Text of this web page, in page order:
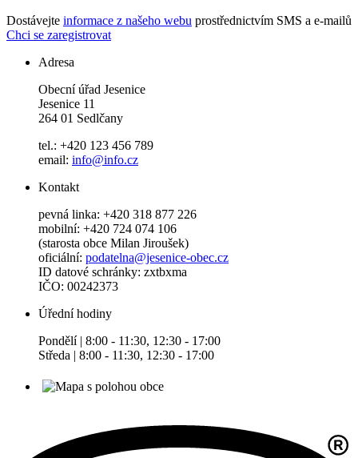
Dostávejte informace z našeho webu prostřednictvím SMS a e-mailů
Chci se zaregistrovat
Adresa
Obecní úřad Jesenice
Jesenice 11
264 01 Sedlčany
tel.: +420 123 456 789
email: info@info.cz
Kontakt
pevná linka: +420 318 877 226
mobilní: +420 724 074 106
(starosta obce Milan Jiroušek)
oficiální: podatelna@jesenice-obec.cz
ID datové schránky: zxtbxma
IČO: 00242373
Úřední hodiny
Pondělí | 8:00 - 11:30, 12:30 - 17:00
Středa | 8:00 - 11:30, 12:30 - 17:00